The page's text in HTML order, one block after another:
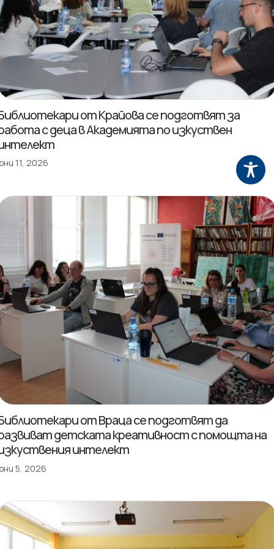
от Крайова се подготвят за
с деца в Академията по изкуствен
11, 2026
от Враца се подготвят да
детската креативност с помощта на
интелект
5, 2026